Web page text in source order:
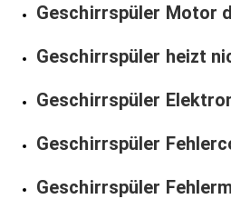
Geschirrspüler Motor
Geschirrspüler heizt
Geschirrspüler
Geschirrspüler
Geschirrspüler